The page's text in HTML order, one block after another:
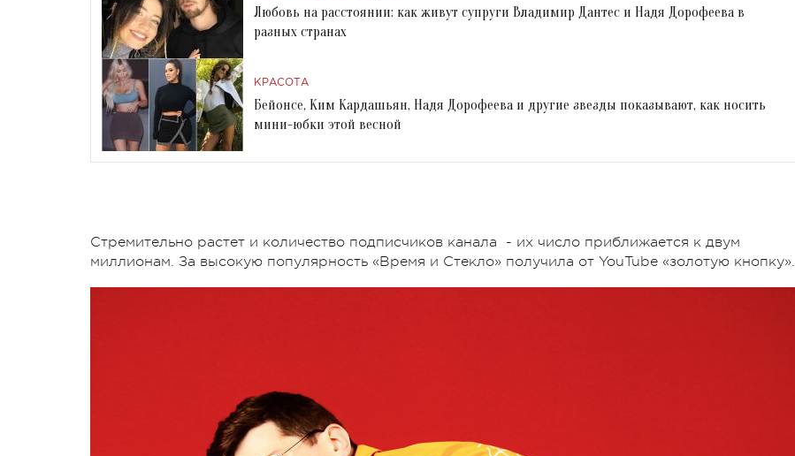
Любовь на расстоянии: как живут супруги Владимир Дантес и Надя Дорофеева в
разных странах
КРАСОТА
Бейонсе, Ким Кардашьян, Надя Дорофеева и другие звезды показывают, как носить
мини-юбки этой весной
Стремительно растет и количество подписчиков канала - их число приближается к двум
миллионам. За высокую популярность «Время и Стекло» получила от YouTube «золотую кнопку».